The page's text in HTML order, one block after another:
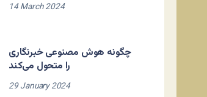
14 March 2024
چگونه هوش مصنوعی خبرنگاری
را متحول می‌کند
29 January 2024